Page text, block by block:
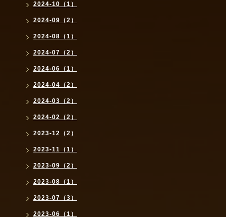
2024-10（1）
2024-09（2）
2024-08（1）
2024-07（2）
2024-06（1）
2024-04（2）
2024-03（2）
2024-02（2）
2023-12（2）
2023-11（1）
2023-09（2）
2023-08（1）
2023-07（3）
2023-06（1）